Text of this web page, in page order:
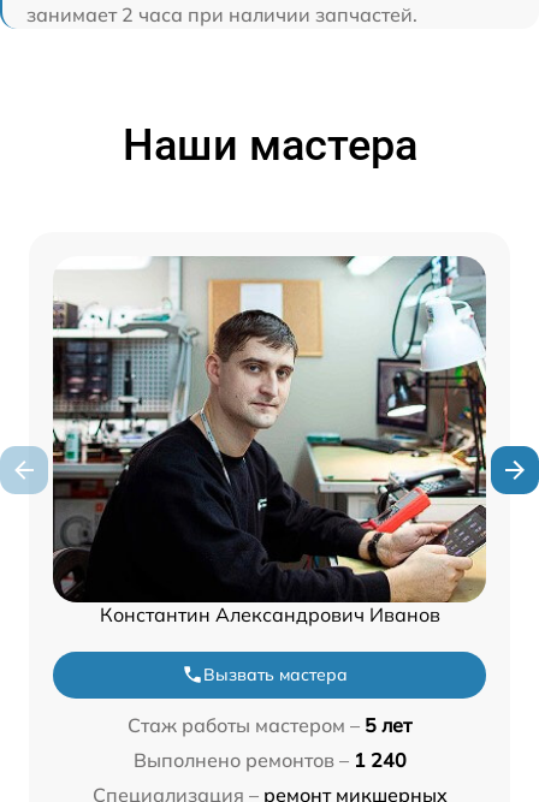
занимает 2 часа при наличии запчастей.
Наши мастера
Константин Александрович Иванов
Вызвать мастера
Стаж работы мастером – 5 лет
Выполнено ремонтов – 1 240
Специализация – ремонт микшерных